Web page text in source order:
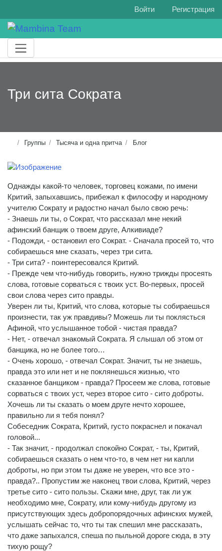
Войти Регистрация
Три сита Сократа
Группы Тысяча и одна притча Блог
Однажды какой-то человек, торговец кожами, по имени
Критий, запыхавшись, прибежал к философу и народному
учителю Сократу и радостно начал было свою речь:
- Знаешь ли ты, о Сократ, что рассказал мне некий
афинский банщик о твоем друге, Алкивиаде?
- Подожди, - остановил его Сократ. - Сначала просей то, что
собираешься мне сказать, через три сита.
- Три сита? - поинтересовался Критий.
- Прежде чем что-нибудь говорить, нужно трижды просеять
слова, готовые сорваться с твоих уст. Во-первых, просей
свои слова через сито правды.
Уверен ли ты, Критий, что слова, которые ты собираешься
произнести, так уж правдивы? Можешь ли ты поклясться
Афиной, что услышанное тобой - чистая правда?
- Нет, - отвечал знакомый Сократа. Я слышал об этом от
банщика, но не более того…
- Очень хорошо, - отвечал Сократ. Значит, ты не знаешь,
правда это или нет и не поклянешься жизнью, что
сказанное банщиком - правда? Просеем же слова, готовые
сорваться с твоих уст, через второе сито - сито доброты.
Хочешь ли ты сказать о моем друге нечто хорошее,
правильно ли я тебя понял?
Собеседник Сократа, Критий, густо покраснел и покачал
головой...
- Так значит, - продолжал спокойно Сократ, - ты, Критий,
собираешься сказать о нем что-то, в чем нет ни капли
доброты, но при этом ты даже не уверен, что все это -
правда?.. Пропустим же наконец твои слова, Критий, через
третье сито - сито пользы. Скажи мне, друг, так ли уж
необходимо мне, Сократу, или кому-нибудь другому из
присутствующих здесь добропорядочных афинских мужей,
услышать сейчас то, что ты так спешил мне рассказать,
что даже запыхался, спеша по пыльной дороге сюда, в эту
тихую рощу?